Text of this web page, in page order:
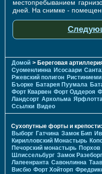
местопребыванием
дней. На снимке -
Домой > Береговая
Суоменлиннa Исосаари
Ржевский полигон Ристиниеми
Бъорке Батарея Пуумала
Форт Кварвен Форт Оддероя
Ландсорт Архольма
Ссылки Видео
Сухопутные форты и крепости:
Выборг Гатчина Замок Бип
Кирилловский Монастырь
Печорcкий монастырь Порхов
Шлиссельбург Замок Разеборг
Лапеенранта Савонлинна
Висбю Форт Хойторп